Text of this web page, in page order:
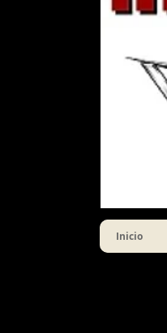
Inicio